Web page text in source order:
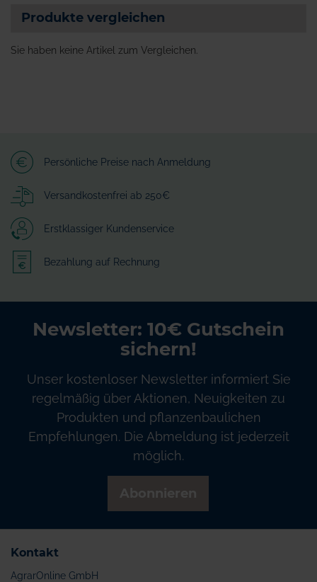
Produkte vergleichen
Sie haben keine Artikel zum Vergleichen.
Persönliche Preise nach Anmeldung
Versandkostenfrei ab 250€
Erstklassiger Kundenservice
Bezahlung auf Rechnung
Newsletter: 10€ Gutschein
sichern!
Unser kostenloser Newsletter informiert Sie
regelmäßig über Aktionen, Neuigkeiten zu
Produkten und pflanzenbaulichen
Empfehlungen. Die Abmeldung ist jederzeit
möglich.
Kontakt
AgrarOnline GmbH